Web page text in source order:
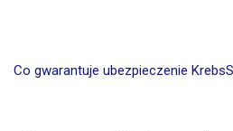
Co gwarantuje ubezpieczenie